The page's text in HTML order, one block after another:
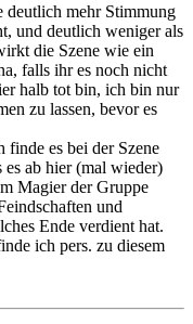
deutlich mehr Stimmung
und deutlich weniger als
die Szene wie ein
falls ihr es noch nicht
halb tot bin, ich bin nur
zu lassen, bevor es
finde es bei der Szene
ab hier (mal wieder)
Magier der Gruppe
und
Ende verdient hat.
ich pers. zu diesem